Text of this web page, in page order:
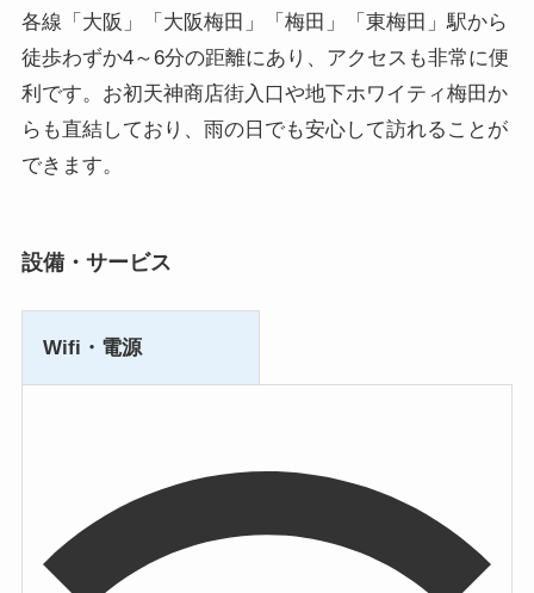
各線「大阪」「大阪梅田」「梅田」「東梅田」駅から
徒歩わずか4～6分の距離にあり、アクセスも非常に便
利です。お初天神商店街入口や地下ホワイティ梅田か
らも直結しており、雨の日でも安心して訪れることが
できます。
設備・サービス
Wifi・電源